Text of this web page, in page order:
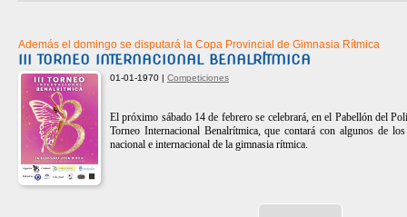
Además el domingo se disputará la Copa Provincial de Gimnasia Rítmica
III TORNEO INTERNACIONAL BENALRÍTMICA
01-01-1970 | Competiciones
El próximo sábado 14 de febrero se celebrará, en el Pabellón del
Torneo Internacional Benalrítmica, que contará con algunos de
nacional e internacional de la gimnasia rítmica.